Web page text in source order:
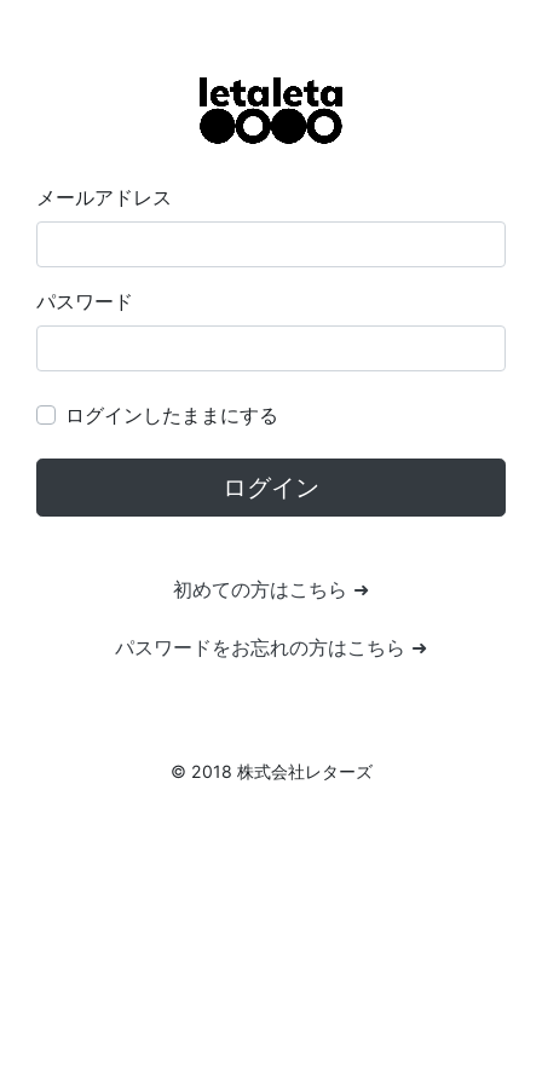
メールアドレス
パスワード
ログインしたままにする
ログイン
初めての方はこちら ➜
パスワードをお忘れの方はこちら ➜
© 2018 株式会社レターズ